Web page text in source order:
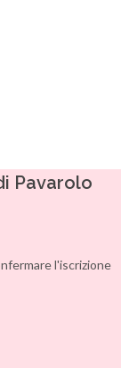
Pavarolo
l'iscrizione